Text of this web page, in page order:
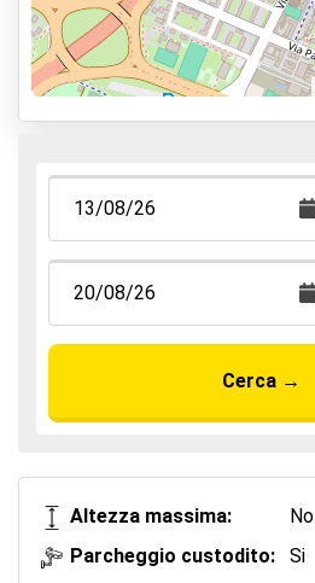
Parcheggia e cammina
Parcheggia, dormi e vola
Cerca →
Altezza massima:
No
Parcheggio custodito:
Si